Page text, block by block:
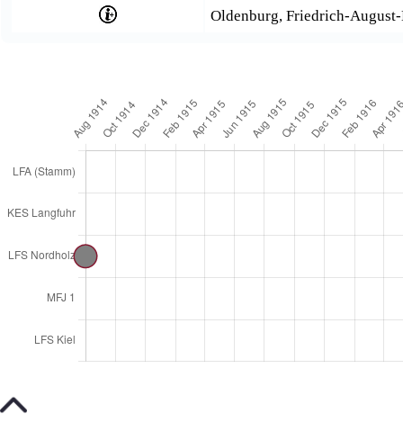
Oldenburg, Friedrich-